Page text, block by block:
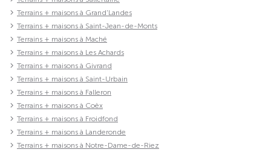
Terrains + maisons à Grand'Landes
Terrains + maisons à Saint-Jean-de-Monts
Terrains + maisons à Maché
Terrains + maisons à Les Achards
Terrains + maisons à Givrand
Terrains + maisons à Saint-Urbain
Terrains + maisons à Falleron
Terrains + maisons à Coëx
Terrains + maisons à Froidfond
Terrains + maisons à Landeronde
Terrains + maisons à Notre-Dame-de-Riez